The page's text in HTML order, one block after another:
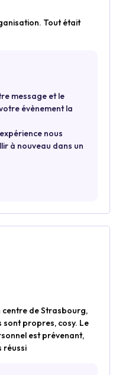
Tout était
message et le
évènement la
nous
à nouveau dans un
centre de Strasbourg,
propres, cosy. Le
est prévenant,
réussi